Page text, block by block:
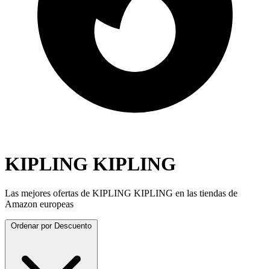
KIPLING KIPLING
Las mejores ofertas de KIPLING KIPLING en las tiendas de
Amazon europeas
Ordenar por Descuento